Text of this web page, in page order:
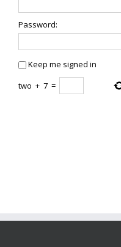
Password:
Keep me signed in
two + 7 =